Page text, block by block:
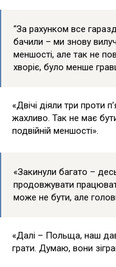
“За рахунком все
бачили – ми знову
меншості, але так не
хворіє, було менше
«Двічі діяли три проти
жахливо. Так не має
подвійній меншості».
«Закинули багато –
продовжувати
може не бути, але
«Далі – Польща, наш
грати. Думаю, вони